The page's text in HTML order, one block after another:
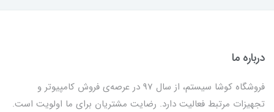
درباره ما
فروشگاه کوشا سیستم، از سال 97 در عرصه‌ی فروش کامپیوتر و
تجهیزات مرتبط فعالیت دارد. رضایت مشتریان برای ما اولویت است.